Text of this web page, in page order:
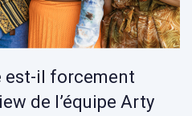
est-il forcement
de l’équipe Arty